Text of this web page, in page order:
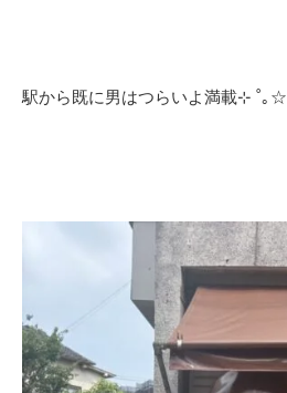
駅から既に男はつらいよ満載⊹ ˚｡☆